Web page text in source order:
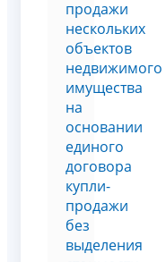
продажи
нескольких
объектов
недвижимого
имущества
на
основании
единого
договора
купли-
продажи
без
выделения